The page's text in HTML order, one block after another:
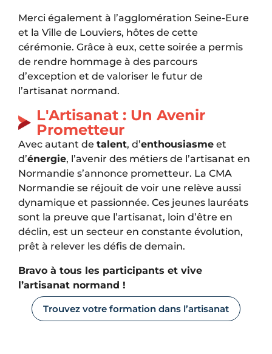
Merci également à l’agglomération Seine-Eure
et la Ville de Louviers, hôtes de cette
cérémonie. Grâce à eux, cette soirée a permis
de rendre hommage à des parcours
d’exception et de valoriser le futur de
l’artisanat normand.
L'Artisanat : Un Avenir
Prometteur
Avec autant de talent, d’enthousiasme et
d’énergie, l’avenir des métiers de l’artisanat en
Normandie s’annonce prometteur. La CMA
Normandie se réjouit de voir une relève aussi
dynamique et passionnée. Ces jeunes lauréats
sont la preuve que l’artisanat, loin d’être en
déclin, est un secteur en constante évolution,
prêt à relever les défis de demain.
Bravo à tous les participants et vive
l’artisanat normand !
Trouvez votre formation dans l’artisanat